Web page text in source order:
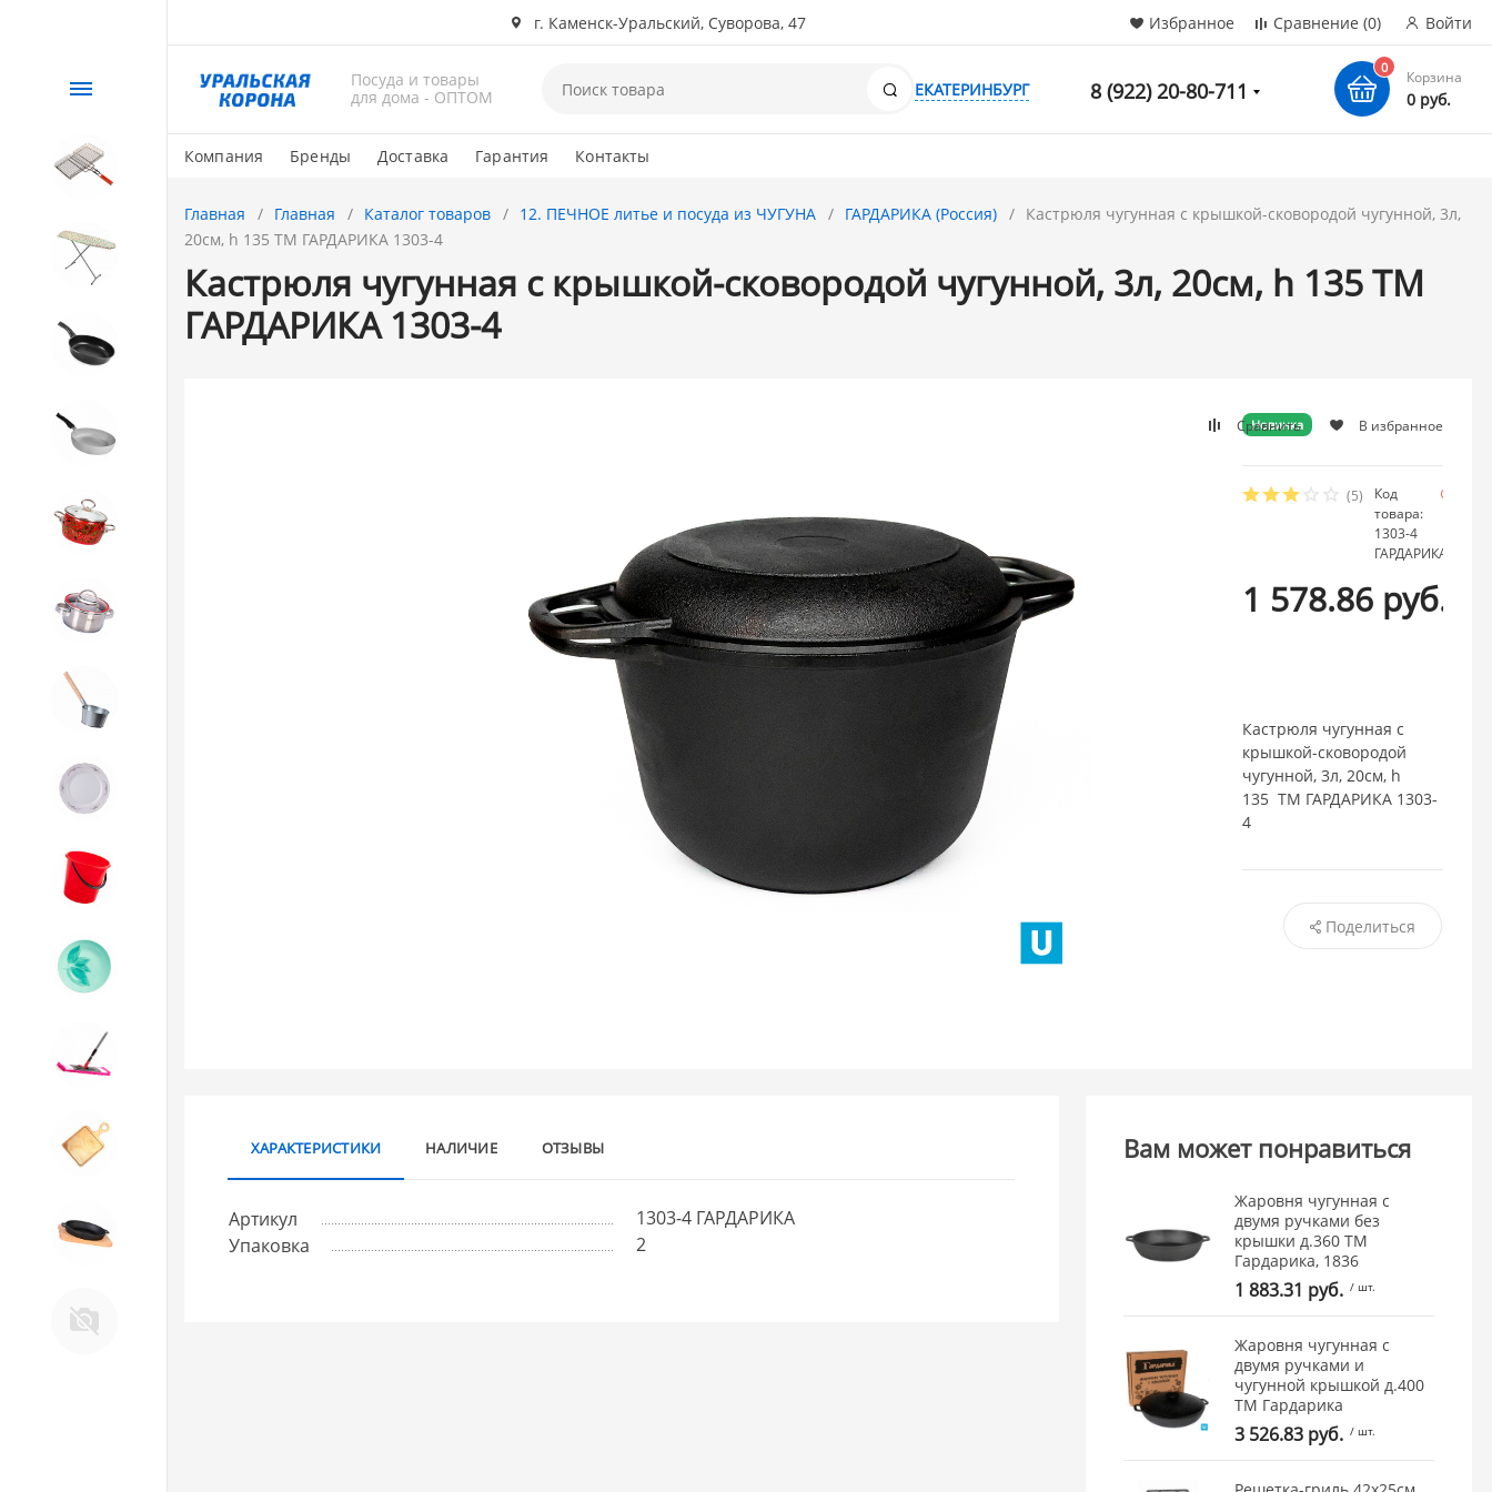
г. Каменск-Уральский, Суворова, 47 Избранное Сравнение (0) Войти
Посуда и товары
для дома - ОПТОМ
Поиск
ЕКАТЕРИНБУРГ 8 (922) 20-80-711
0
Корзина
0 руб.
Компания Бренды Доставка Гарантия Контакты
Каталог
СЕЗОННЫЙ товар
2. Посуда с АНТИПРИГАРНЫМ
11. Товары для КУХНИ
12. ПЕЧНОЕ литье и посуда из
Главная Главная Каталог товаров 12. ПЕЧНОЕ литье и посуда из ЧУГУНА ГАРДАРИКА (Россия)
Кастрюля чугунная с крышкой-сковородой чугунной, 3л,
20см, h 135 ТМ ГАРДАРИКА 1303-4
Кастрюля чугунная с крышкой-сковородой чугунной, 3л, 20см, h 135 ТМ
ГАРДАРИКА 1303-4
Сравнить В избранное
Новинка
(5)
Код
товара:
1303-4
ГАРДАРИКА
1 578.86 руб.
Кастрюля чугунная с
крышкой-сковородой
чугунной, 3л, 20см, h
135 ТМ ГАРДАРИКА 1303-
4
Поделиться
ХАРАКТЕРИСТИКИ НАЛИЧИЕ ОТЗЫВЫ
Артикул
1303-4 ГАРДАРИКА
Упаковка
2
Вам может понравиться
Жаровня чугунная с
двумя ручками без
крышки д.360 ТМ
Гардарика, 1836
1 883.31 руб. / шт.
Жаровня чугунная с
двумя ручками и
чугунной крышкой д.400
ТМ Гардарика
3 526.83 руб. / шт.